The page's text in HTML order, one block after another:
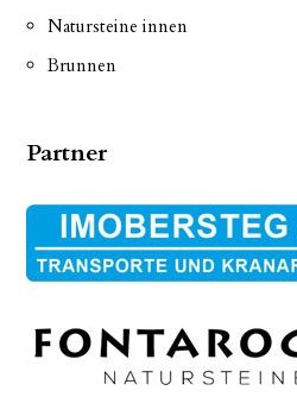
Natursteine innen
Brunnen
Partner